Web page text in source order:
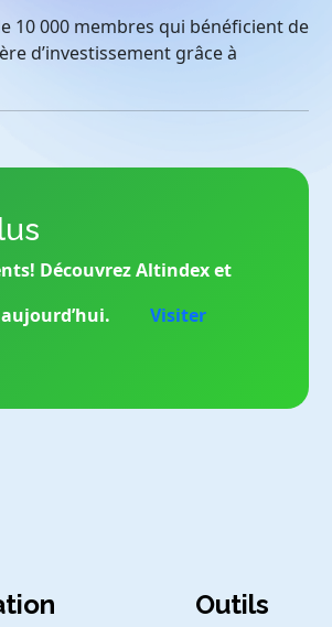
10 000 membres qui bénéficient de
d’investissement grâce à
Découvrez Altindex et
Visiter
Outils